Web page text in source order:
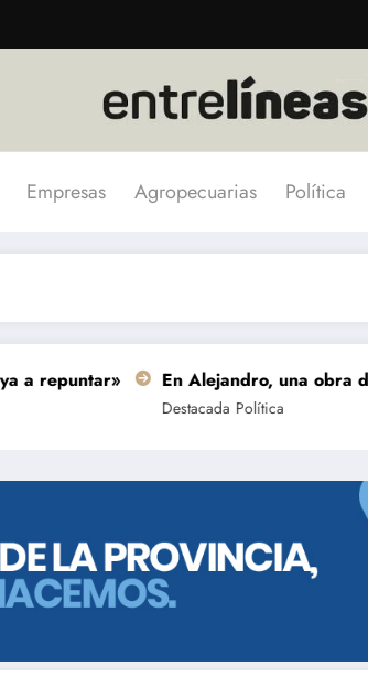
Empresas Agropecuarias Política
En Alejandro, una obra de $ 5.000
Política